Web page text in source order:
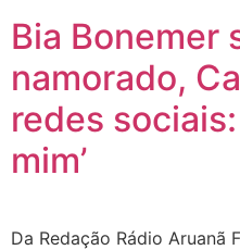
Bia Bonemer
namorado,
redes sociais:
mim’
Da Redação Rádio Aruanã